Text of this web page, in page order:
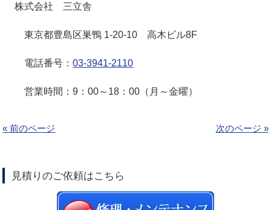
株式会社 三立舎
東京都豊島区巣鴨 1-20-10 高木ビル8F
電話番号：03-3941-2110
営業時間：9：00～18：00（月～金曜）
« 前のページ 次のページ »
見積りのご依頼はこちら